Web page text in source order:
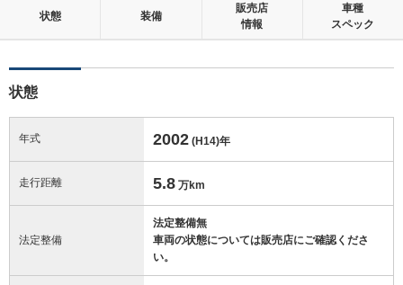
状態 装備
販売店
情報
車種
スペック
状態
年式 2002 (H14)年
走行距離 5.8 万km
法定整備
法定整備無
車両の状態については販売店にご確認くださ
い。